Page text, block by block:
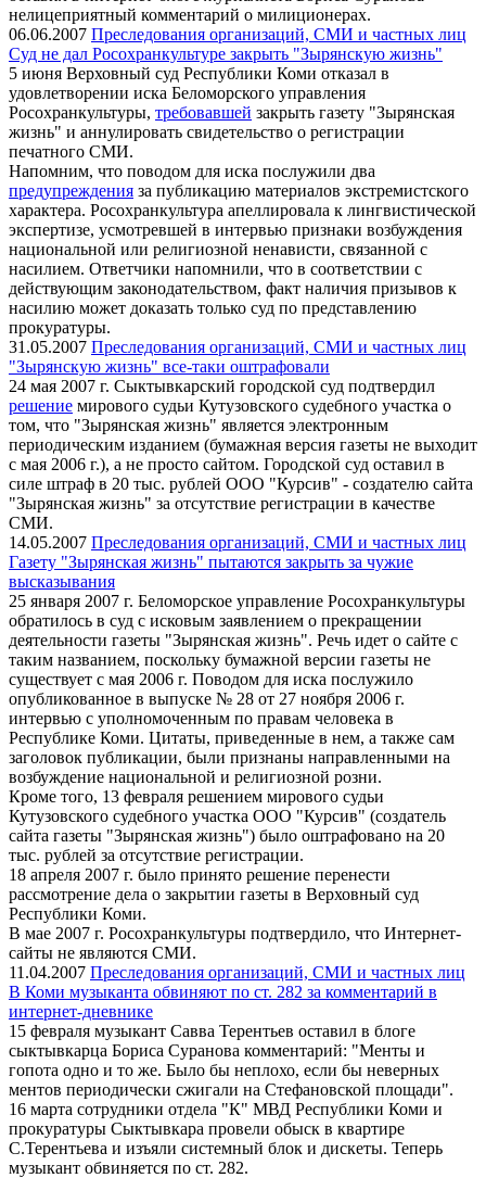
нелицеприятный комментарий о милиционерах.
06.06.2007 Преследования организаций, СМИ и частных лиц
Суд не дал Росохранкультуре закрыть "Зырянскую жизнь"
5 июня Верховный суд Республики Коми отказал в
удовлетворении иска Беломорского управления
Росохранкультуры, требовавшей закрыть газету "Зырянская
жизнь" и аннулировать свидетельство о регистрации
печатного СМИ.
Напомним, что поводом для иска послужили два
предупреждения за публикацию материалов экстремистского
характера. Росохранкультура апеллировала к лингвистической
экспертизе, усмотревшей в интервью признаки возбуждения
национальной или религиозной ненависти, связанной с
насилием. Ответчики напомнили, что в соответствии с
действующим законодательством, факт наличия призывов к
насилию может доказать только суд по представлению
прокуратуры.
31.05.2007 Преследования организаций, СМИ и частных лиц
"Зырянскую жизнь" все-таки оштрафовали
24 мая 2007 г. Сыктывкарский городской суд подтвердил
решение мирового судьи Кутузовского судебного участка о
том, что "Зырянская жизнь" является электронным
периодическим изданием (бумажная версия газеты не выходит
с мая 2006 г.), а не просто сайтом. Городской суд оставил в
силе штраф в 20 тыс. рублей ООО "Курсив" - создателю сайта
"Зырянская жизнь" за отсутствие регистрации в качестве
СМИ.
14.05.2007 Преследования организаций, СМИ и частных лиц
Газету "Зырянская жизнь" пытаются закрыть за чужие
высказывания
25 января 2007 г. Беломорское управление Росохранкультуры
обратилось в суд с исковым заявлением о прекращении
деятельности газеты "Зырянская жизнь". Речь идет о сайте с
таким названием, поскольку бумажной версии газеты не
существует с мая 2006 г. Поводом для иска послужило
опубликованное в выпуске № 28 от 27 ноября 2006 г.
интервью с уполномоченным по правам человека в
Республике Коми. Цитаты, приведенные в нем, а также сам
заголовок публикации, были признаны направленными на
возбуждение национальной и религиозной розни.
Кроме того, 13 февраля решением мирового судьи
Кутузовского судебного участка ООО "Курсив" (создатель
сайта газеты "Зырянская жизнь") было оштрафовано на 20
тыс. рублей за отсутствие регистрации.
18 апреля 2007 г. было принято решение перенести
рассмотрение дела о закрытии газеты в Верховный суд
Республики Коми.
В мае 2007 г. Росохранкультуры подтвердило, что Интернет-
сайты не являются СМИ.
11.04.2007 Преследования организаций, СМИ и частных лиц
В Коми музыканта обвиняют по ст. 282 за комментарий в
интернет-дневнике
15 февраля музыкант Савва Терентьев оставил в блоге
сыктывкарца Бориса Суранова комментарий: "Менты и
гопота одно и то же. Было бы неплохо, если бы неверных
ментов периодически сжигали на Стефановской площади".
16 марта сотрудники отдела "К" МВД Республики Коми и
прокуратуры Сыктывкара провели обыск в квартире
С.Терентьева и изъяли системный блок и дискеты. Теперь
музыкант обвиняется по ст. 282.